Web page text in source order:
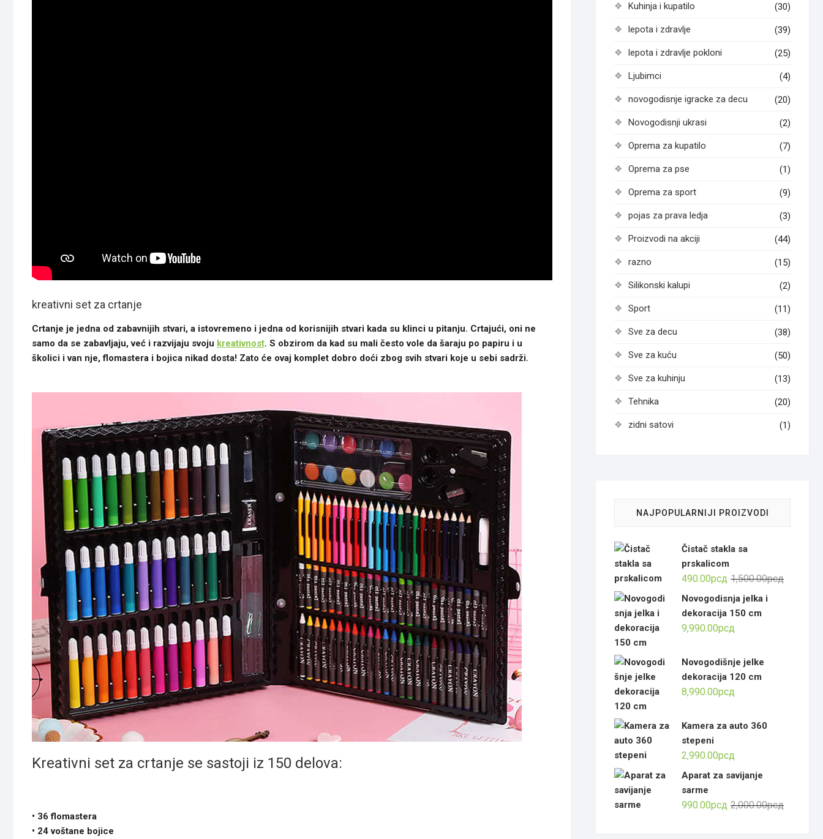
kreativni set za crtanje
Crtanje je jedna od zabavnijih stvari, a istovremeno i jedna od korisnijih stvari kada su klinci u pitanju. Crtajući, oni ne
samo da se zabavljaju, već i razvijaju svoju kreativnost. S obzirom da kad su mali često vole da šaraju po papiru i u
školici i van nje, flomastera i bojica nikad dosta! Zato će ovaj komplet dobro doći zbog svih stvari koje u sebi sadrži.
Kreativni set za crtanje se sastoji iz 150 delova:
• 36 flomastera
• 24 voštane bojice
Kuhinja i kupatilo (30)
lepota i zdravlje (39)
lepota i zdravlje pokloni (25)
Ljubimci (4)
novogodisnje igracke za decu (20)
Novogodisnji ukrasi (2)
Oprema za kupatilo (7)
Oprema za pse (1)
Oprema za sport (9)
pojas za prava ledja (3)
Proizvodi na akciji (44)
razno (15)
Silikonski kalupi (2)
Sport (11)
Sve za decu (38)
Sve za kuću (50)
Sve za kuhinju (13)
Tehnika (20)
zidni satovi (1)
NAJPOPULARNIJI PROIZVODI
Čistač stakla sa
prskalicom
1,500.00рсд
490.00рсд
Тренутна
Novogodisnja jelka i
dekoracija 150 cm
9,990.00рсд
Novogodišnje jelke
dekoracija 120 cm
8,990.00рсд
Kamera za auto 360
stepeni
2,990.00рсд
Aparat za savijanje
sarme
2,000.00рсд
990.00рсд
Тренутна